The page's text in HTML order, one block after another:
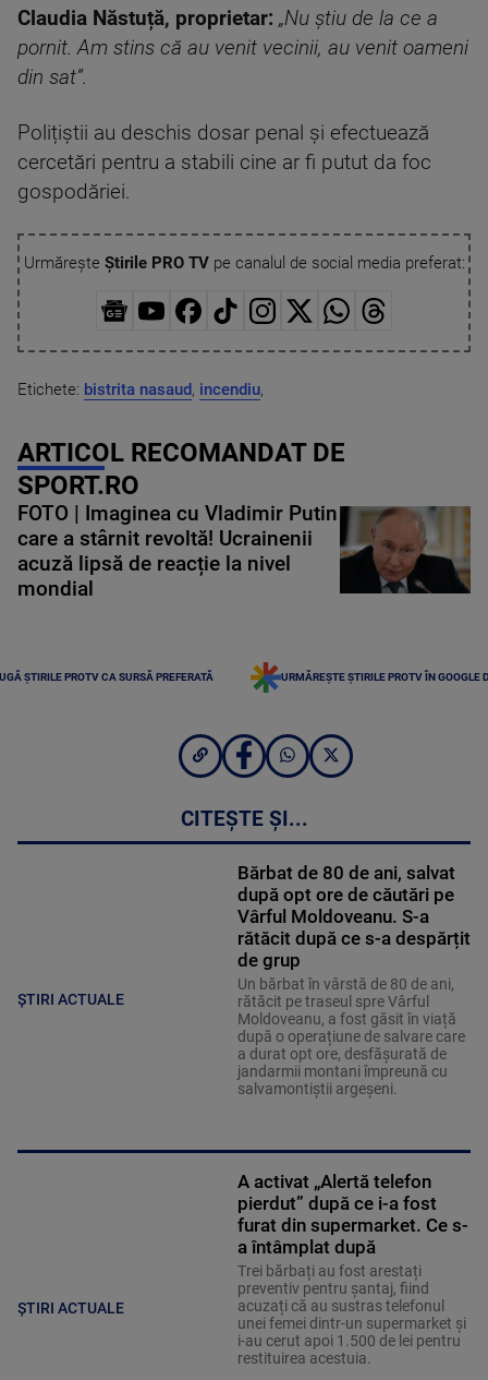
Claudia Năstuță, proprietar: „Nu știu de la ce a
pornit. Am stins că au venit vecinii, au venit oameni
din sat”.
Polițiștii au deschis dosar penal și efectuează
cercetări pentru a stabili cine ar fi putut da foc
gospodăriei.
Urmărește Știrile PRO TVpe canalul de social media preferat:
Etichete: bistrita nasaud, incendiu,
ARTICOL RECOMANDAT DE
SPORT.RO
FOTO | Imaginea cu Vladimir Putin
care a stârnit revoltă! Ucrainenii
acuză lipsă de reacție la nivel
mondial
ȘTIRILE PROTV CA SURSĂ PREFERATĂ URMĂREȘTE ȘTIRILE PROTV ÎN GOOGLE
CITEȘTE ȘI...
ȘTIRI ACTUALE
Bărbat de 80 de ani, salvat
după opt ore de căutări pe
Vârful Moldoveanu. S-a
rătăcit după ce s-a despărțit
de grup
Un bărbat în vârstă de 80 de ani,
rătăcit pe traseul spre Vârful
Moldoveanu, a fost găsit în viață
după o operațiune de salvare care
a durat opt ore, desfășurată de
jandarmii montani împreună cu
salvamontiștii argeșeni.
ȘTIRI ACTUALE
A activat „Alertă telefon
pierdut” după ce i-a fost
furat din supermarket. Ce s-
a întâmplat după
Trei bărbați au fost arestați
preventiv pentru șantaj, fiind
acuzați că au sustras telefonul
unei femei dintr-un supermarket și
i-au cerut apoi 1.500 de lei pentru
restituirea acestuia.